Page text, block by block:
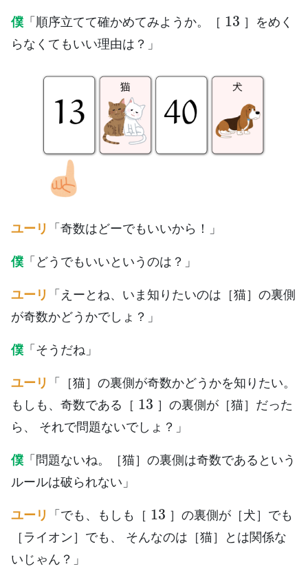
僕 「順序立てて確かめてみようか。［
13
］をめく
らなくてもいい理由は？」
ユーリ 「奇数はどーでもいいから！」
僕 「どうでもいいというのは？」
ユーリ 「えーとね、いま知りたいのは［猫］の裏側
が奇数かどうかでしょ？」
僕 「そうだね」
ユーリ 「［猫］の裏側が奇数かどうかを知りたい。
もしも、奇数である［
13
］の裏側が［猫］だった
ら、 それで問題ないでしょ？」
僕 「問題ないね。［猫］の裏側は奇数であるという
ルールは破られない」
ユーリ 「でも、もしも［
］の裏側が［犬］でも
［ライオン］でも、 そんなのは［猫］とは関係な
いじゃん？」